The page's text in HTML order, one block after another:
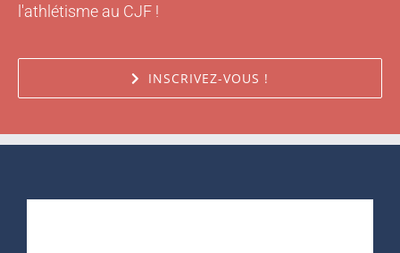
l'athlétisme au CJF !
INSCRIVEZ-VOUS !